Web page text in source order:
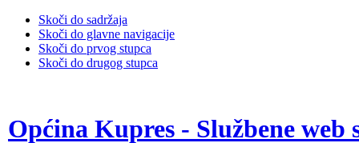
Skoči do sadržaja
Skoči do glavne navigacije
Skoči do prvog stupca
Skoči do drugog stupca
Općina Kupres - Službene web